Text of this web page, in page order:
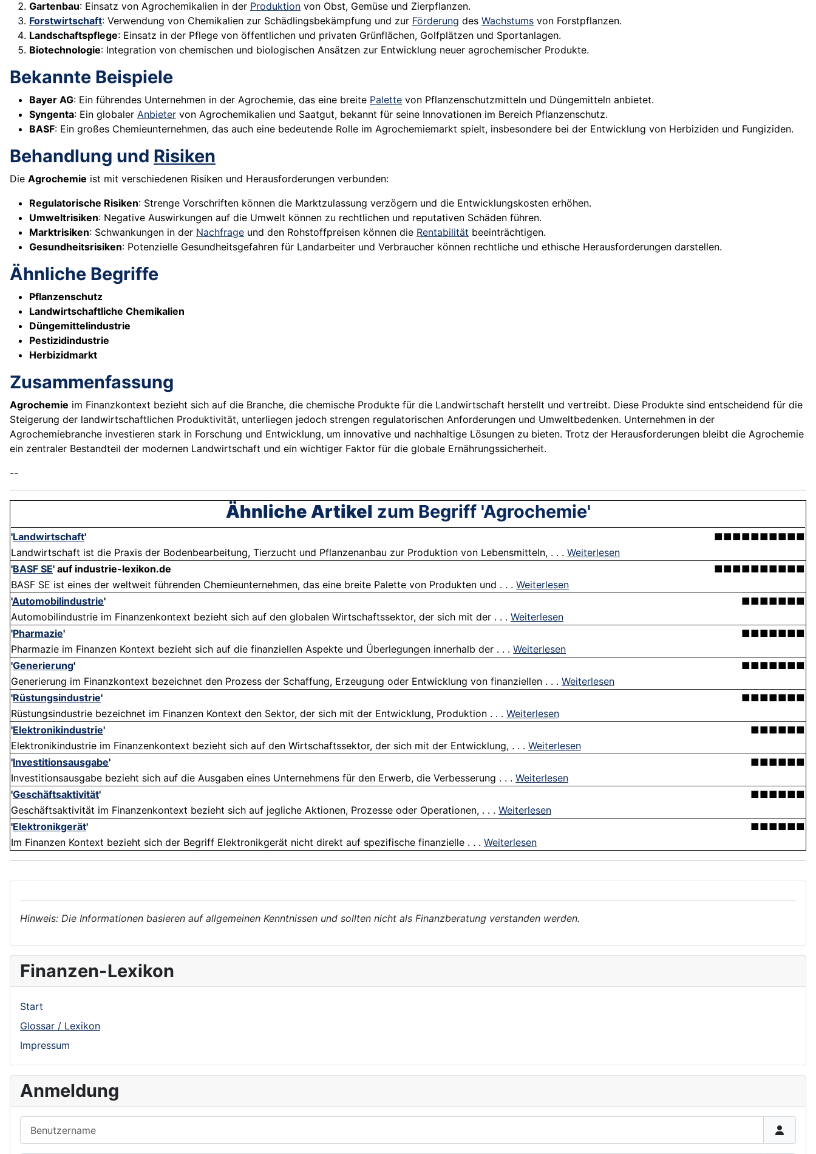
Gartenbau: Einsatz von Agrochemikalien in der Produktion von Obst, Gemüse und Zierpflanzen.
Forstwirtschaft: Verwendung von Chemikalien zur Schädlingsbekämpfung und zur Förderung des Wachstums von Forstpflanzen.
Landschaftspflege: Einsatz in der Pflege von öffentlichen und privaten Grünflächen, Golfplätzen und Sportanlagen.
Biotechnologie: Integration von chemischen und biologischen Ansätzen zur Entwicklung neuer agrochemischer Produkte.
Bekannte Beispiele
Bayer AG: Ein führendes Unternehmen in der Agrochemie, das eine breite Palette von Pflanzenschutzmitteln und Düngemitteln anbietet.
Syngenta: Ein globaler Anbieter von Agrochemikalien und Saatgut, bekannt für seine Innovationen im Bereich Pflanzenschutz.
BASF: Ein großes Chemieunternehmen, das auch eine bedeutende Rolle im Agrochemiemarkt spielt, insbesondere bei der Entwicklung von Herbiziden und Fungiziden.
Behandlung und Risiken
Die Agrochemie ist mit verschiedenen Risiken und Herausforderungen verbunden:
Regulatorische Risiken: Strenge Vorschriften können die Marktzulassung verzögern und die Entwicklungskosten erhöhen.
Umweltrisiken: Negative Auswirkungen auf die Umwelt können zu rechtlichen und reputativen Schäden führen.
Marktrisiken: Schwankungen in der Nachfrage und den Rohstoffpreisen können die Rentabilität beeinträchtigen.
Gesundheitsrisiken: Potenzielle Gesundheitsgefahren für Landarbeiter und Verbraucher können rechtliche und ethische Herausforderungen darstellen.
Ähnliche Begriffe
Pflanzenschutz
Landwirtschaftliche Chemikalien
Düngemittelindustrie
Pestizidindustrie
Herbizidmarkt
Zusammenfassung
Agrochemie im Finanzkontext bezieht sich auf die Branche, die chemische Produkte für die Landwirtschaft herstellt und vertreibt. Diese Produkte sind entscheidend für die
Steigerung der landwirtschaftlichen Produktivität, unterliegen jedoch strengen regulatorischen Anforderungen und Umweltbedenken. Unternehmen in der
Agrochemiebranche investieren stark in Forschung und Entwicklung, um innovative und nachhaltige Lösungen zu bieten. Trotz der Herausforderungen bleibt die Agrochemie
ein zentraler Bestandteil der modernen Landwirtschaft und ein wichtiger Faktor für die globale Ernährungssicherheit.
--
Ähnliche Artikel zum Begriff 'Agrochemie'
'Landwirtschaft'
■■■■■■■■■■
Landwirtschaft ist die Praxis der Bodenbearbeitung, Tierzucht und Pflanzenanbau zur Produktion von Lebensmitteln, . . . Weiterlesen
'BASF SE' auf industrie-lexikon.de
■■■■■■■■■■
BASF SE ist eines der weltweit führenden Chemieunternehmen, das eine breite Palette von Produkten und . . . Weiterlesen
'Automobilindustrie'
■■■■■■■
Automobilindustrie im Finanzenkontext bezieht sich auf den globalen Wirtschaftssektor, der sich mit der . . . Weiterlesen
'Pharmazie'
■■■■■■■
Pharmazie im Finanzen Kontext bezieht sich auf die finanziellen Aspekte und Überlegungen innerhalb der . . . Weiterlesen
'Generierung'
■■■■■■■
Generierung im Finanzkontext bezeichnet den Prozess der Schaffung, Erzeugung oder Entwicklung von finanziellen . . . Weiterlesen
'Rüstungsindustrie'
■■■■■■■
Rüstungsindustrie bezeichnet im Finanzen Kontext den Sektor, der sich mit der Entwicklung, Produktion . . . Weiterlesen
'Elektronikindustrie'
■■■■■■
Elektronikindustrie im Finanzenkontext bezieht sich auf den Wirtschaftssektor, der sich mit der Entwicklung, . . . Weiterlesen
'Investitionsausgabe'
■■■■■■
Investitionsausgabe bezieht sich auf die Ausgaben eines Unternehmens für den Erwerb, die Verbesserung . . . Weiterlesen
'Geschäftsaktivität'
■■■■■■
Geschäftsaktivität im Finanzenkontext bezieht sich auf jegliche Aktionen, Prozesse oder Operationen, . . . Weiterlesen
'Elektronikgerät'
■■■■■■
Im Finanzen Kontext bezieht sich der Begriff Elektronikgerät nicht direkt auf spezifische finanzielle . . . Weiterlesen
Hinweis: Die Informationen basieren auf allgemeinen Kenntnissen und sollten nicht als Finanzberatung verstanden werden.
Finanzen-Lexikon
Start
Glossar / Lexikon
Impressum
Anmeldung